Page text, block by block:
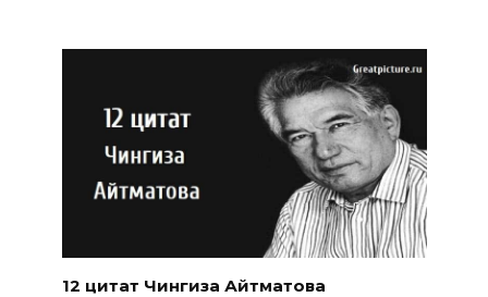
12 цитат Чингиза Айтматова